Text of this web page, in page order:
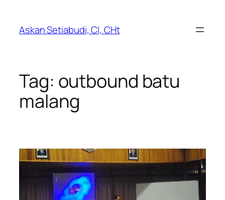
konten
Askan Setiabudi, CI, CHt
Tag: outbound batu
malang